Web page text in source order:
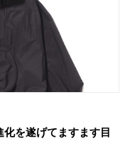
を遂げてますます目